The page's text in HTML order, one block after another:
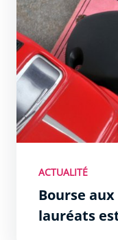
ACTUALITÉ
Bourse
lauréats